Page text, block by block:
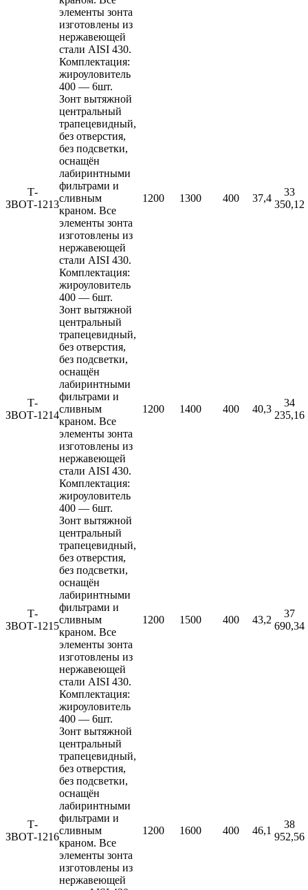
элементы зонта
изготовлены из
нержавеющей
стали AISI 430.
Комплектация:
жироуловитель
400 — 6шт.
Т-
ЗВОТ-1213
Зонт вытяжной
центральный
трапецевидный,
без отверстия,
без подсветки,
оснащён
лабиринтными
фильтрами и
сливным
краном. Все
элементы зонта
изготовлены из
нержавеющей
стали AISI 430.
Комплектация:
жироуловитель
400 — 6шт.
1200 1300 400 37,4
33
350,12
Т-
ЗВОТ-1214
Зонт вытяжной
центральный
трапецевидный,
без отверстия,
без подсветки,
оснащён
лабиринтными
фильтрами и
сливным
краном. Все
элементы зонта
изготовлены из
нержавеющей
стали AISI 430.
Комплектация:
жироуловитель
400 — 6шт.
1200 1400 400 40,3
34
235,16
Т-
ЗВОТ-1215
Зонт вытяжной
центральный
трапецевидный,
без отверстия,
без подсветки,
оснащён
лабиринтными
фильтрами и
сливным
краном. Все
элементы зонта
изготовлены из
нержавеющей
стали AISI 430.
Комплектация:
жироуловитель
400 — 6шт.
1200 1500 400 43,2
37
690,34
Т-
ЗВОТ-1216
Зонт вытяжной
центральный
трапецевидный,
без отверстия,
без подсветки,
оснащён
лабиринтными
фильтрами и
сливным
краном. Все
элементы зонта
изготовлены из
нержавеющей
1200 1600 400 46,1
38
952,56